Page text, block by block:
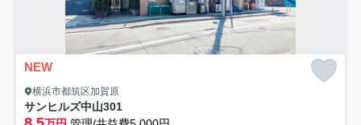
NEW
横浜市都筑区加賀原
サンヒルズ中山301